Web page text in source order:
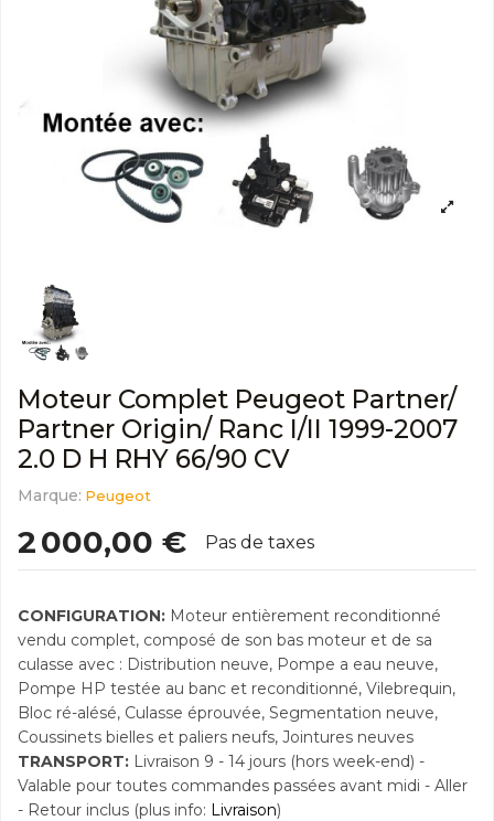
Moteur Complet Peugeot Partner/
Partner Origin/ Ranc I/II 1999-2007
2.0 D H RHY 66/90 CV
Marque: Peugeot
2 000,00 € Pas de taxes
CONFIGURATION: Moteur entièrement reconditionné
vendu complet, composé de son bas moteur et de sa
culasse avec : Distribution neuve, Pompe a eau neuve,
Pompe HP testée au banc et reconditionné, Vilebrequin,
Bloc ré-alésé, Culasse éprouvée, Segmentation neuve,
Coussinets bielles et paliers neufs, Jointures neuves
TRANSPORT: Livraison 9 - 14 jours (hors week-end) -
Valable pour toutes commandes passées avant midi - Aller
- Retour inclus (plus info: Livraison)